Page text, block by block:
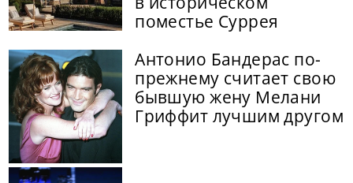
поместье Суррея
Антонио Бандерас по-
прежнему считает свою
бывшую жену Мелани
Гриффит лучшим другом